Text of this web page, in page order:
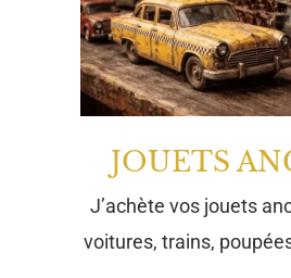
JOUETS
J’achète vos jouets
voitures, trains,